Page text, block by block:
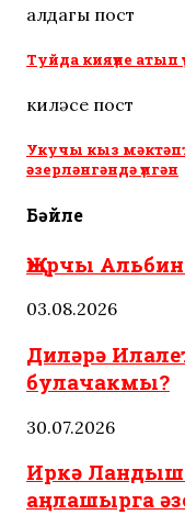
алдагы пост
Туйда кияүне атып
киләсе пост
Укучы кыз
әзерләнгәндә үлгән
Бәйле
Җырчы
03.08.2026
Диләрә
булачакмы?
30.07.2026
Иркә Ландыш
аңлашырга